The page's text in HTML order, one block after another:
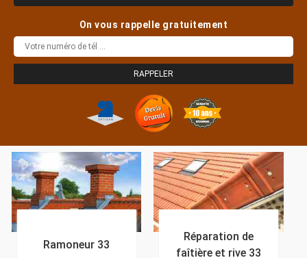
On vous rappelle gratuitement
Ramoneur 33
Réparation de
faîtière et rive 33